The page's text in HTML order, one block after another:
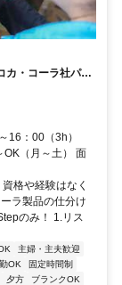
カ・コーラ社パー
16：00（3h）
（月～土） 面
格や経験はなく
ラ製品の仕分け
のみ！ 1.リス
主婦・主夫歓迎
OK
固定時間制
夕方
ブランクOK